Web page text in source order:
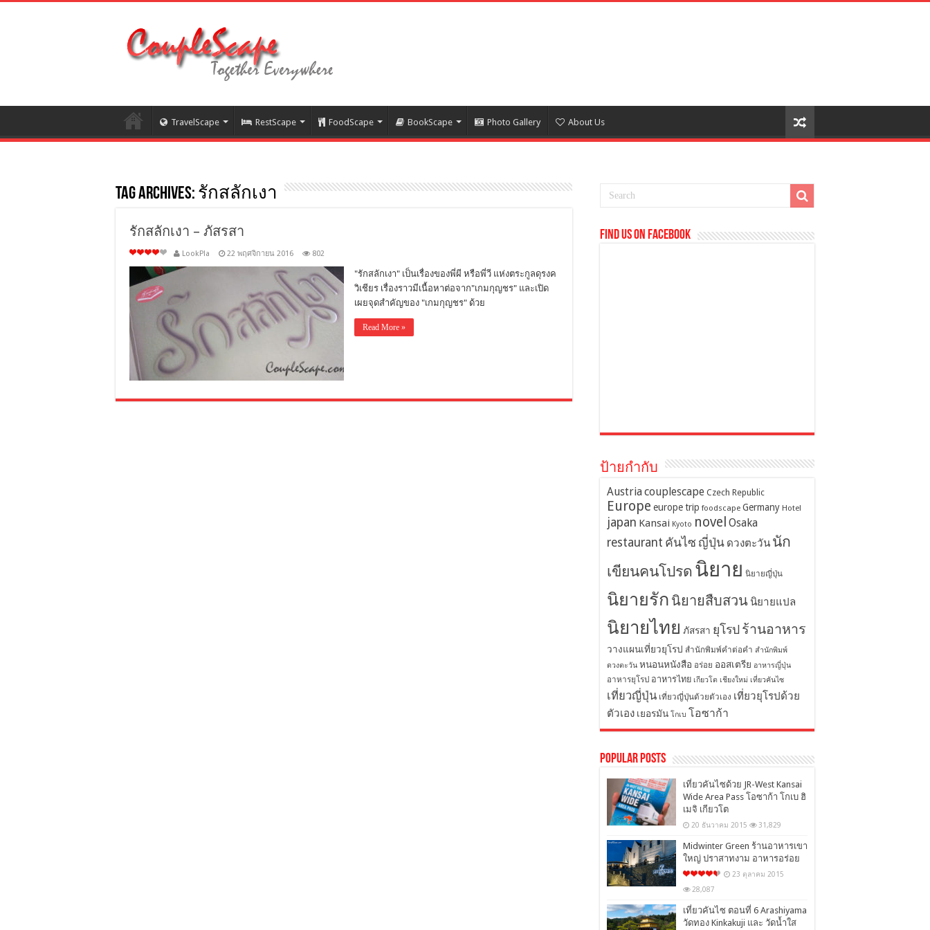
TravelScape RestScape FoodScape BookScape Photo Gallery About Us
Tag Archives: รักสลักเงา
รักสลักเงา – ภัสรสา
LookPla 22 พฤศจิกายน 2016 802
"รักสลักเงา" เป็นเรื่องของพี่ผี หรือพี่วี แห่งตระกูลดุรงค
วิเชียร เรื่องราวมีเนื้อหาต่อจาก"เกมกุญชร" และเปิด
เผยจุดสำคัญของ "เกมกุญชร" ด้วย
Read More »
Find us on Facebook
ป้ายกำกับ
Austriacouplescape Czech Republic
Europe europe trip foodscape Germany Hotel
japan Kansai Kyoto novel Osaka
restaurant คันไซ ญี่ปุ่น ดวงตะวัน นัก
เขียนคนโปรด นิยาย นิยายญี่ปุ่น
นิยายรัก นิยายสืบสวน นิยายแปล
นิยายไทย ภัสรสา ยุโรป ร้านอาหาร
วางแผนเที่ยวยุโรป สำนักพิมพ์คำต่อคำ สำนักพิมพ์
ดวงตะวัน หนอนหนังสือ อร่อย ออสเตรีย อาหารญี่ปุ่น
อาหารยุโรป อาหารไทย เกียวโต เชียงใหม่ เที่ยวคันไซ
เที่ยวญี่ปุ่น เที่ยวญี่ปุ่นด้วยตัวเอง เที่ยวยุโรปด้วย
ตัวเอง เยอรมัน โกเบ โอซาก้า
Popular Posts
เที่ยวคันไซด้วย JR-West Kansai
Wide Area Pass โอซาก้า โกเบ ฮิ
เมจิ เกียวโต
20 ธันวาคม 2015 31,829
Midwinter Green ร้านอาหารเขา
ใหญ่ ปราสาทงาม อาหารอร่อย
23 ตุลาคม 2015
28,087
เที่ยวคันไซ ตอนที่ 6 Arashiyama
วัดทอง Kinkakuji และ วัดน้ำใส